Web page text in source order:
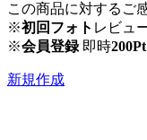
この商品に対するご
※初回フォト レビュ
※会員登録即時200Pt
新規作成